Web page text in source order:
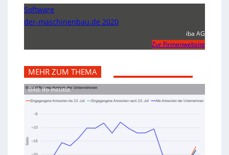
Software
der-maschinenbau.de 2020
iba AG
Zur Firmenwebsite
MEHR ZUM THEMA
Bild: Ifo Institut